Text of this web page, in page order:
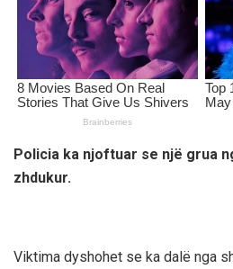
Policia ka njoftuar se një grua
zhdukur.
Viktima dyshohet se ka dalë nga